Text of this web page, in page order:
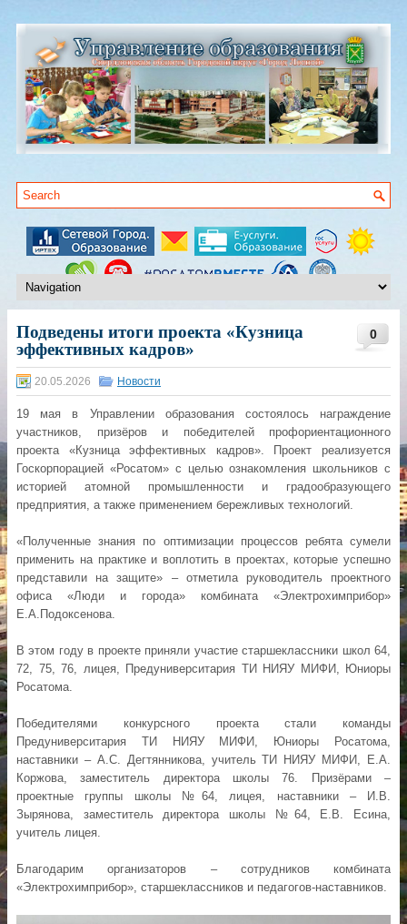
0
Подведены итоги проекта «Кузница
эффективных кадров»
20.05.2026 Новости
19 мая в Управлении образования состоялось награждение
участников, призёров и победителей профориентационного
проекта «Кузница эффективных кадров». Проект реализуется
Госкорпорацией «Росатом» с целью ознакомления школьников с
историей атомной промышленности и градообразующего
предприятия, а также применением бережливых технологий.
«Полученные знания по оптимизации процессов ребята сумели
применить на практике и воплотить в проектах, которые успешно
представили на защите» – отметила руководитель проектного
офиса «Люди и города» комбината «Электрохимприбор»
Е.А.Подоксенова.
В этом году в проекте приняли участие старшеклассники школ 64,
72, 75, 76, лицея, Предуниверситария ТИ НИЯУ МИФИ, Юниоры
Росатома.
Победителями конкурсного проекта стали команды
Предуниверситария ТИ НИЯУ МИФИ, Юниоры Росатома,
наставники – А.С. Дегтянникова, учитель ТИ НИЯУ МИФИ, Е.А.
Коржова, заместитель директора школы 76. Призёрами –
проектные группы школы №64, лицея, наставники – И.В.
Зырянова, заместитель директора школы №64, Е.В. Есина,
учитель лицея.
Благодарим организаторов – сотрудников комбината
«Электрохимприбор», старшеклассников и педагогов-наставников.